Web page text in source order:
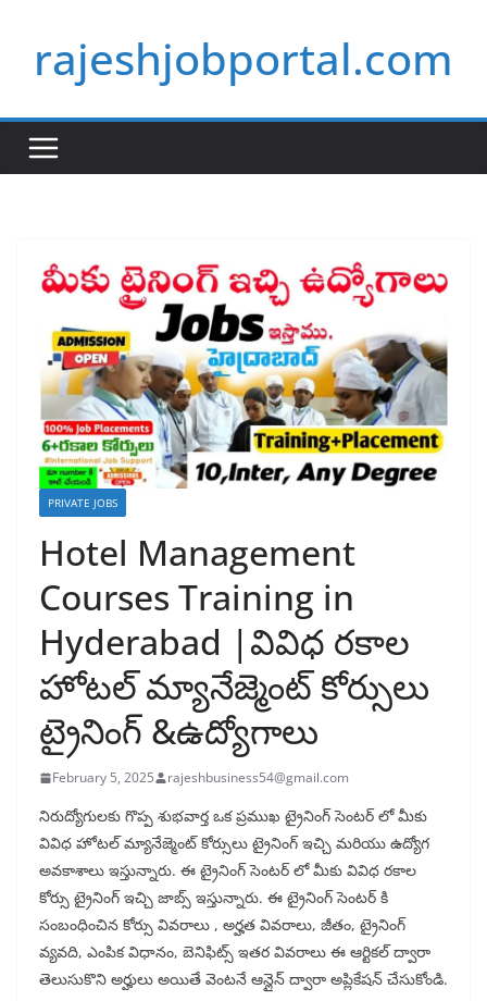
contentrajeshjobportal.com
PRIVATE JOBS
Hotel Management
Courses Training in
Hyderabad |వివిధ రకాల
హోటల్ మ్యానేజ్మెంట్ కోర్సులు
ట్రైనింగ్ &ఉద్యోగాలు
February 5, 2025 rajeshbusiness54@gmail.com
నిరుద్యోగులకు గొప్ప శుభవార్త ఒక ప్రముఖ ట్రైనింగ్ సెంటర్ లో మీకు
వివిధ హోటల్ మ్యానేజ్మెంట్ కోర్సులు ట్రైనింగ్ ఇచ్చి మరియు ఉద్యోగ
అవకాశాలు ఇస్తున్నారు. ఈ ట్రైనింగ్ సెంటర్ లో మీకు వివిధ రకాల
కోర్సు ట్రైనింగ్ ఇచ్చి జాబ్స్ ఇస్తున్నారు. ఈ ట్రైనింగ్ సెంటర్ కి
సంబంధించిన కోర్సు వివరాలు , అర్హత వివరాలు, జీతం, ట్రైనింగ్
వ్యవది, ఎంపిక విధానం, బెనిఫిట్స్ ఇతర వివరాలు ఈ ఆర్టికల్ ద్వారా
తెలుసుకొని అర్హులు అయితే వెంటనే ఆన్లైన్ ద్వారా అప్లికేషన్ చేసుకోండి.